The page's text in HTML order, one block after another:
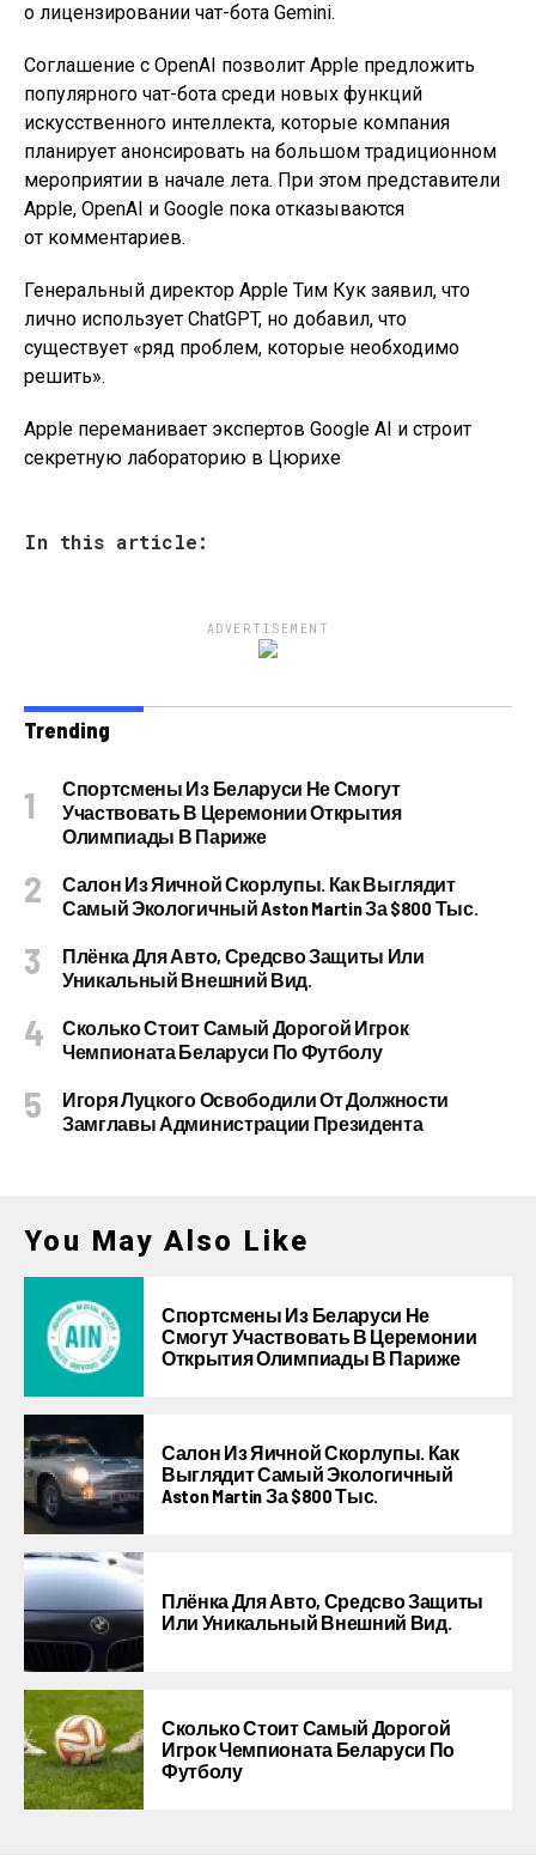
о лицензировании чат-бота Gemini.
Соглашение с OpenAI позволит Apple предложить
популярного чат-бота среди новых функций
искусственного интеллекта, которые компания
планирует анонсировать на большом традиционном
мероприятии в начале лета. При этом представители
Apple, OpenAI и Google пока отказываются
от комментариев.
Генеральный директор Apple Тим Кук заявил, что
лично использует ChatGPT, но добавил, что
существует «ряд проблем, которые необходимо
решить».
Apple переманивает экспертов Google AI и строит
секретную лабораторию в Цюрихе
In this article:
ADVERTISEMENT
Trending
Спортсмены Из Беларуси Не Смогут
Участвовать В Церемонии Открытия
Олимпиады В Париже
Салон Из Яичной Скорлупы. Как Выглядит
Самый Экологичный Aston Martin За $800 Тыс.
Плёнка Для Авто, Средсво Защиты Или
Уникальный Внешний Вид.
Сколько Стоит Самый Дорогой Игрок
Чемпионата Беларуси По Футболу
Игоря Луцкого Освободили От Должности
Замглавы Администрации Президента
You May Also Like
Спортсмены Из Беларуси Не
Смогут Участвовать В Церемонии
Открытия Олимпиады В Париже
Салон Из Яичной Скорлупы. Как
Выглядит Самый Экологичный
Aston Martin За $800 Тыс.
Плёнка Для Авто, Средсво Защиты
Или Уникальный Внешний Вид.
Сколько Стоит Самый Дорогой
Игрок Чемпионата Беларуси По
Футболу